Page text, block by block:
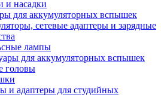
и насадки
для аккумуляторных вспышек
сетевые адаптеры и зарядные
лампы
для аккумуляторных вспышек
головы
и адаптеры для студийных